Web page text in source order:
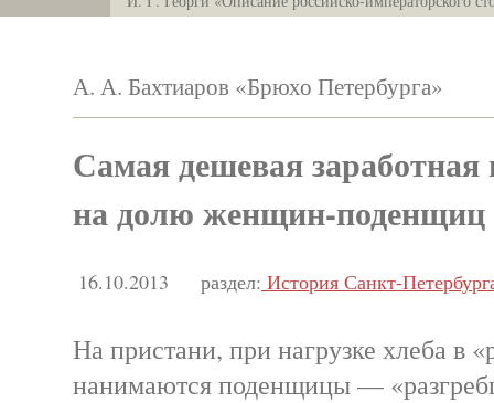
А. А. Бахтиаров «Брюхо Петербурга»
Самая дешевая заработная
на долю женщин-поденщиц
16.10.2013 раздел: История Санкт-
На пристани, при нагрузке хлеба в
нанимаются поденщицы —